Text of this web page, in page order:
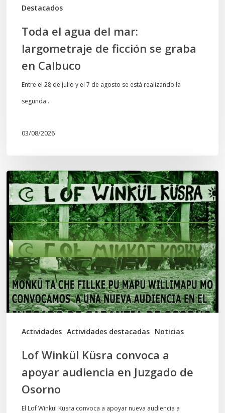
Destacados
Toda el agua del mar:
largometraje de ficción se graba
en Calbuco
Entre el 28 de julio y el 7 de agosto se está realizando la
segunda…
03/08/2026
Actividades Actividades destacadas Noticias
Lof
Winkül
Küsra
convoca
a
apoyar
audiencia
en
Juzgado
Lof Winkül Küsra convoca a
apoyar audiencia en Juzgado de
Osorno
El Lof Winkül Küsra convoca a apoyar nueva audiencia a